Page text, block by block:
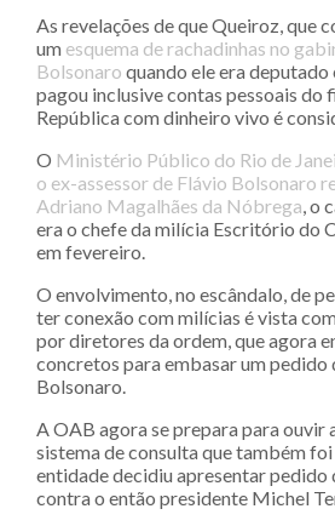
As revelações de que Queiroz, que
um esquema de rachadinhas no
Bolsonaro quando ele era deputado
pagou inclusive contas pessoais do
República com dinheiro vivo é
O Ministério Público do Rio de
o ex-assessor de Flávio Bolsonaro
Adriano Magalhães da Nóbrega, o
era o chefe da milícia Escritório do
em fevereiro.
O envolvimento, no escândalo, de
ter conexão com milícias é vista
por diretores da ordem, que agora
concretos para embasar um pedido
Bolsonaro.
A OAB agora se prepara para ouvir
sistema de consulta que também
entidade decidiu apresentar pedido
contra o então presidente Michel